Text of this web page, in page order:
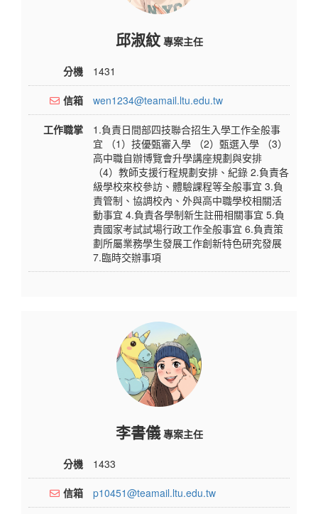
邱淑紋 專案主任
分機 1431
信箱 wen1234@teamail.ltu.edu.tw
工作職掌
1.負責日間部四技聯合招生入學工作全般事
宜 （1）技優甄審入學 （2）甄選入學 （3）
高中職自辦博覽會升學講座規劃與安排
（4）教師支援行程規劃安排、紀錄 2.負責各
級學校來校參訪、體驗課程等全般事宜 3.負
責管制、協調校內、外與高中職學校相關活
動事宜 4.負責各學制新生註冊相關事宜 5.負
責國家考試試場行政工作全般事宜 6.負責策
劃所屬業務學生發展工作創新特色研究發展
7.臨時交辦事項
李書儀 專案主任
分機 1433
信箱 p10451@teamail.ltu.edu.tw